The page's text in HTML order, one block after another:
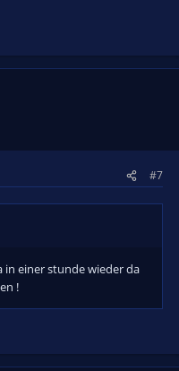
#7
in einer stunde wieder da
!